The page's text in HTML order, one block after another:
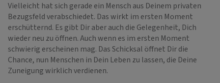
Vielleicht hat sich gerade ein Mensch aus Deinem privaten
Bezugsfeld verabschiedet. Das wirkt im ersten Moment
erschütternd. Es gibt Dir aber auch die Gelegenheit, Dich
wieder neu zu öffnen. Auch wenn es im ersten Moment
schwierig erscheinen mag. Das Schicksal öffnet Dir die
Chance, nun Menschen in Dein Leben zu lassen, die Deine
Zuneigung wirklich verdienen.